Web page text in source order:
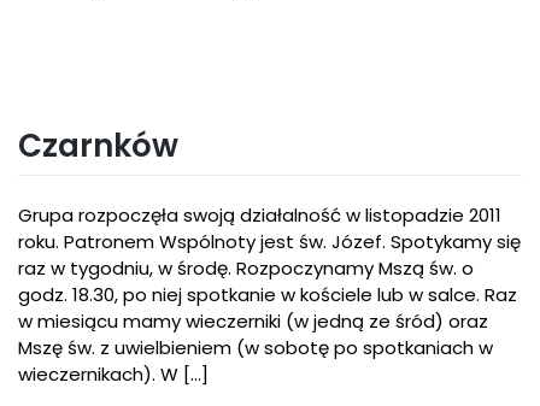
Czarnków
Grupa rozpoczęła swoją działalność w listopadzie 2011
roku. Patronem Wspólnoty jest św. Józef. Spotykamy się
raz w tygodniu, w środę. Rozpoczynamy Mszą św. o
godz. 18.30, po niej spotkanie w kościele lub w salce. Raz
w miesiącu mamy wieczerniki (w jedną ze śród) oraz
Mszę św. z uwielbieniem (w sobotę po spotkaniach w
wieczernikach). W […]